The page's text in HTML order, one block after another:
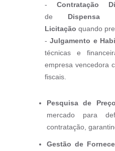
- Contratação
de
Licitação quando
-Julgamento e
técnicas e
empresa vencedora
fiscais.
Pesquisa de
mercado para
contratação,
Gestão de